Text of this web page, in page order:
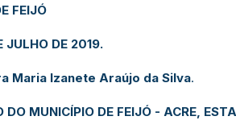
FEIJÓ
JULHO DE 2019.
Maria Izanete Araújo da Silva.
DO MUNICÍPIO DE FEIJÓ - ACRE,